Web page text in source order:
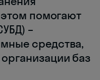
помогают
–
средства,
баз